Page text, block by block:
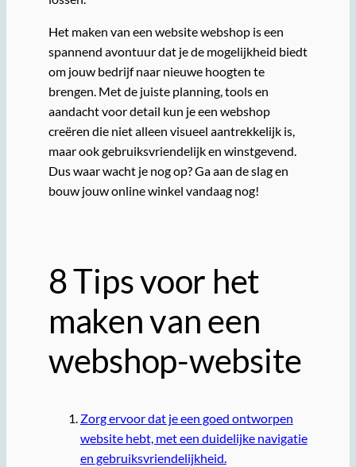
Het maken van een website webshop is een
spannend avontuur dat je de mogelijkheid biedt
om jouw bedrijf naar nieuwe hoogten te
brengen. Met de juiste planning, tools en
aandacht voor detail kun je een webshop
creëren die niet alleen visueel aantrekkelijk is,
maar ook gebruiksvriendelijk en winstgevend.
Dus waar wacht je nog op? Ga aan de slag en
bouw jouw online winkel vandaag nog!
8 Tips voor het
maken van een
webshop-website
Zorg ervoor dat je een goed ontworpen
website hebt, met een duidelijke navigatie
en gebruiksvriendelijkheid.